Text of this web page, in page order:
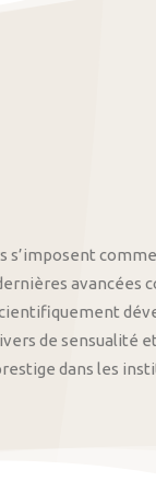
s’imposent
avancées
de sensualité et
dans les